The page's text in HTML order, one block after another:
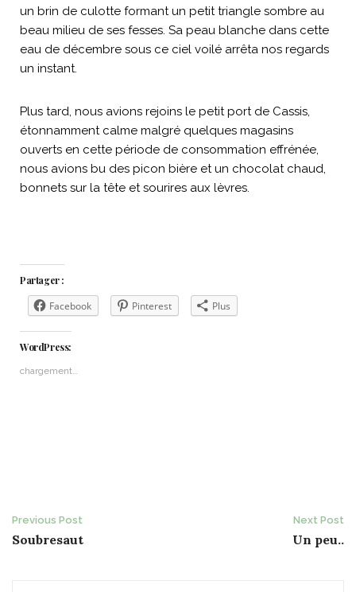
un brin de culotte formant un petit triangle sombre au
beau milieu de ses fesses. Sa peau blanche dans cette
eau de décembre sous ce ciel voilé arrêta nos regards
un instant.
Plus tard, nous avions rejoins le petit port de Cassis,
étonnamment calme malgré quelques magasins
ouverts en cette période de consommation effrénée,
nous avions bu des picon bière et un chocolat chaud,
bonnets sur la tête et sourires aux lèvres.
Partager :
Facebook Pinterest Plus
WordPress:
chargement…
Post
Previous Post
Soubresaut
Next Post
Un peu..